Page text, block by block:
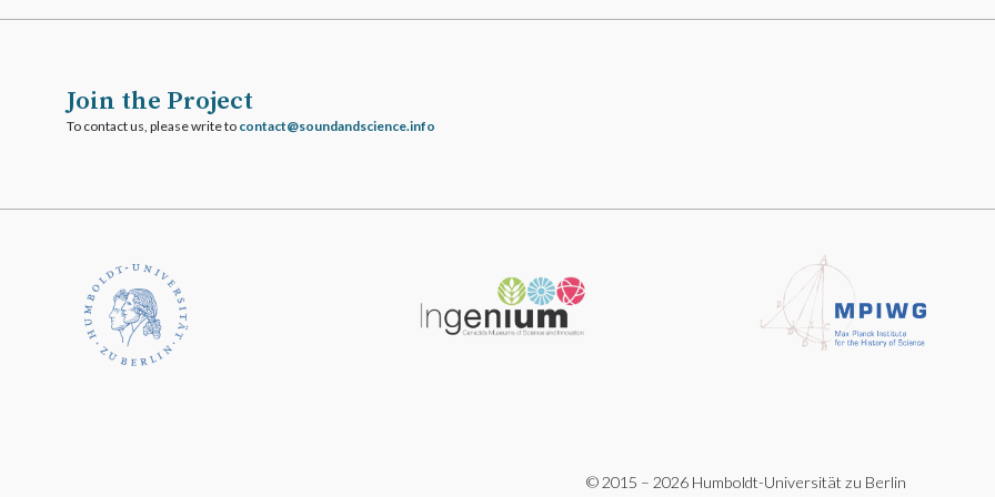
Join the Project
To contact us, please write to ofni.ecneicsdnadnuos@tcatnoc
© 2015 – 2026 Humboldt-Universität zu Berlin